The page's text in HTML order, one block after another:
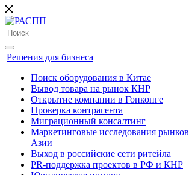
Решения для бизнеса
Поиск оборудования в Китае
Вывод товара на рынок КНР
Открытие компании в Гонконге
Проверка контрагента
Миграционный консалтинг
Маркетинговые исследования рынков
Азии
Выход в российские сети ритейла
PR-поддержка проектов в РФ и КНР